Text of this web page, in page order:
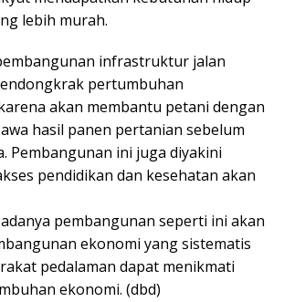
lebih murah.
infrastruktur jalan
pertumbuhan
akan membantu petani dengan
hasil panen pertanian sebelum
Pembangunan ini juga diyakini
pendidikan dan kesehatan akan
pembangunan seperti ini akan
ekonomi yang sistematis
pedalaman dapat menikmati
ekonomi. (dbd)